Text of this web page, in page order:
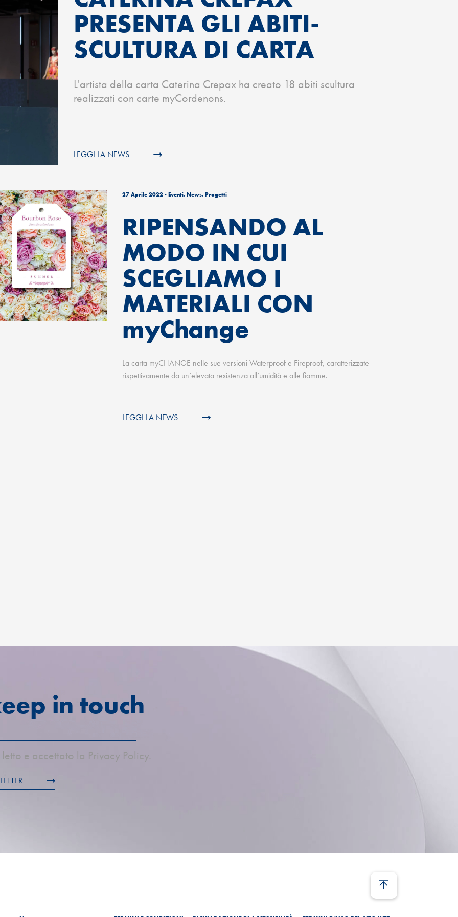
PRESENTA GLI ABITI-
SCULTURA DI CARTA
L'artista della carta Caterina Crepax ha creato 18 abiti scultura
realizzati con carte myCordenons.
LEGGI LA NEWS
27 Aprile 2022- Eventi, News, Progetti
RIPENSANDO AL
MODO IN CUI
SCEGLIAMO I
MATERIALI CON
myChange
La carta myCHANGE nelle sue versioni Waterproof e Fireproof, caratterizzate
rispettivamente da un’elevata resistenza all’umidità e alle fiamme.
LEGGI LA NEWS
in touch
e accettato la Privacy Policy.